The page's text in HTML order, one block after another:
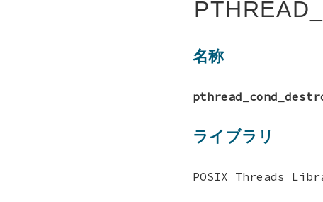
名称
ライブラリ
POSIX Threads